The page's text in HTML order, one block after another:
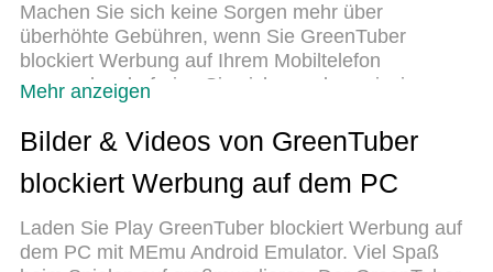
Machen Sie sich keine Sorgen mehr über
überhöhte Gebühren, wenn Sie GreenTuber
blockiert Werbung auf Ihrem Mobiltelefon
verwenden, befreien Sie sich von dem winzigen
Bildschirm und genießen Sie die Nutzung der App
auf einem viel größeren Display. Von nun an
können Sie Ihre App mit Tastatur und Maus im
Vollbildmodus nutzen. MEmu bietet Ihnen all die
haben: schnelle Installation und einfache
Einrichtung, intuitive Steuerung, keine
Mehr anzeigen
Bilder & Videos von GreenTuber
blockiert Werbung auf dem PC
Laden Sie Play GreenTuber blockiert Werbung auf
dem PC mit MEmu Android Emulator. Viel Spaß